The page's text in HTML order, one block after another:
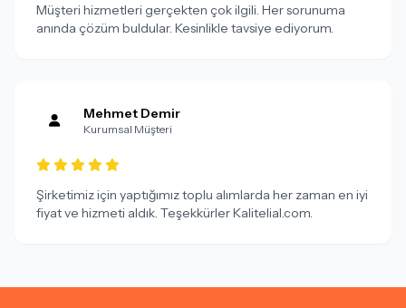
Müşteri hizmetleri gerçekten çok ilgili. Her sorunuma
anında çözüm buldular. Kesinlikle tavsiye ediyorum.
Mehmet Demir
Kurumsal Müşteri
Şirketimiz için yaptığımız toplu alımlarda her zaman en iyi
fiyat ve hizmeti aldık. Teşekkürler Kalitelial.com.